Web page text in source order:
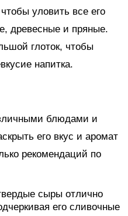
уловить все его
древесные и пряные.
глоток, чтобы
напитка.
блюдами и
его вкус и аромат
рекомендаций по
сыры отлично
его сливочные